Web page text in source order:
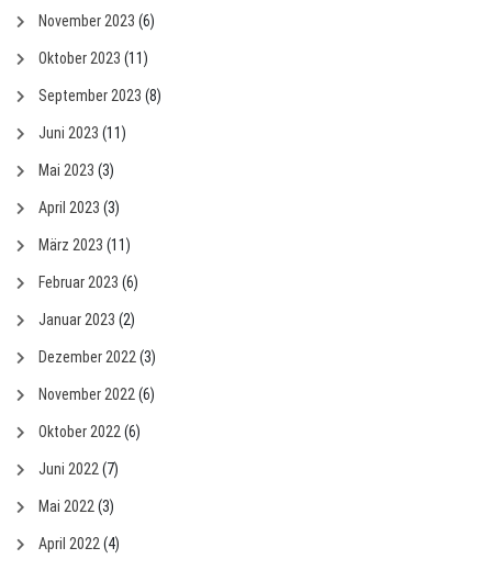
November 2023 (6)
Oktober 2023 (11)
September 2023 (8)
Juni 2023 (11)
Mai 2023 (3)
April 2023 (3)
März 2023 (11)
Februar 2023 (6)
Januar 2023 (2)
Dezember 2022 (3)
November 2022 (6)
Oktober 2022 (6)
Juni 2022 (7)
Mai 2022 (3)
April 2022 (4)